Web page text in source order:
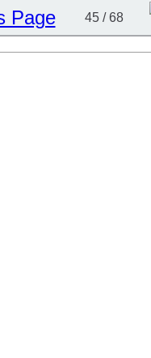
45 / 68